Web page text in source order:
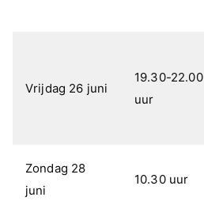
Vrijdag 26 juni
19.30-22.00
uur
Zondag 28
juni
10.30 uur